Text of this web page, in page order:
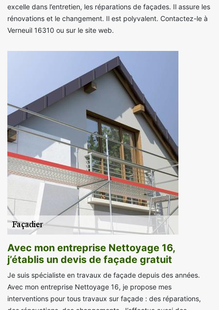
excelle dans l’entretien, les réparations de façades. Il assure les
rénovations et le changement. Il est polyvalent. Contactez-le à
Verneuil 16310 ou sur le site web.
Avec mon entreprise Nettoyage 16,
j’établis un devis de façade gratuit
Je suis spécialiste en travaux de façade depuis des années.
Avec mon entreprise Nettoyage 16, je propose mes
interventions pour tous travaux sur façade : des réparations,